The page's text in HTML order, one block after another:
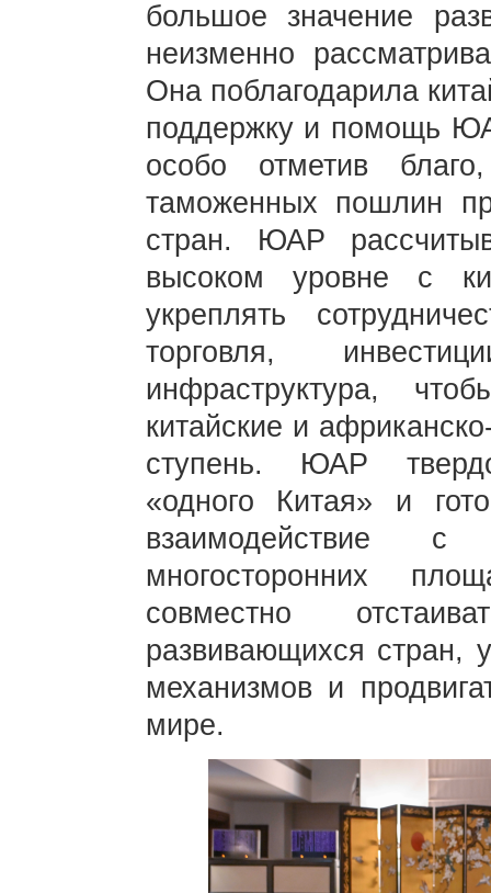
большое значение
неизменно
Она поблагодарила
поддержку и помощь
особо отметив
таможенных пошлин
стран. ЮАР
высоком уровне с
укреплять
торговля,
инфраструктура,
китайские и
ступень. ЮАР
«одного Китая» и
взаимодействие
многосторонних
совместно
развивающихся стран,
механизмов и
мире.